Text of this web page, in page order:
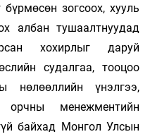
зогсоох, хууль
албан тушаалтнуудад
хохирлыг даруй
судалгаа, тооцоо
нөлөөллийн үнэлгээ,
менежментийн
байхад Монгол Улсын